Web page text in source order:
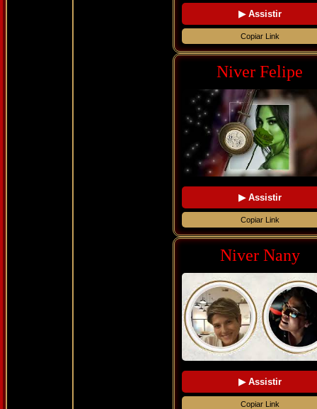
▶ Assistir
Copiar Link
Niver Felipe
▶ Assistir
Copiar Link
Niver Nany
▶ Assistir
Copiar Link